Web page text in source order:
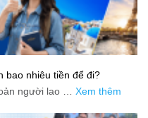
bao nhiêu tiền để đi?
người lao … Xem thêm